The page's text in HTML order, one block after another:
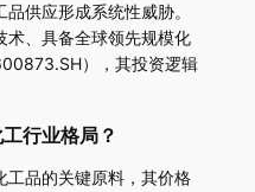
供应形成系统性威胁。
术、具备全球领先规模化
），其投资逻辑
行业格局？
工品的关键原料，其价格